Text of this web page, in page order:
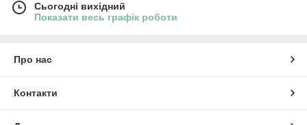
Сьогодні вихідний
Показати весь графік роботи
Про нас
Контакти